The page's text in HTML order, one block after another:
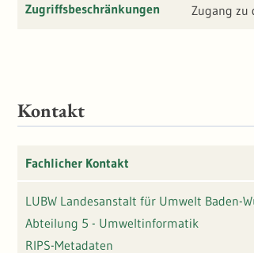
Zugriffsbeschränkungen Zugang zu
Kontakt
Fachlicher Kontakt
LUBW Landesanstalt für Umwelt Baden-
Abteilung 5 - Umweltinformatik
RIPS-Metadaten